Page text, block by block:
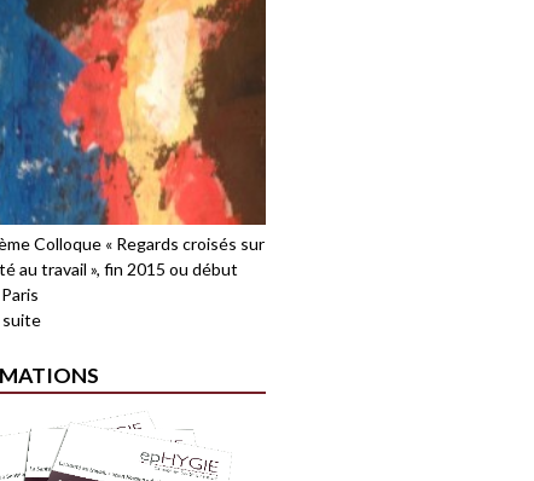
Colloque « Regards croisés sur
au travail », fin 2015 ou début
suite